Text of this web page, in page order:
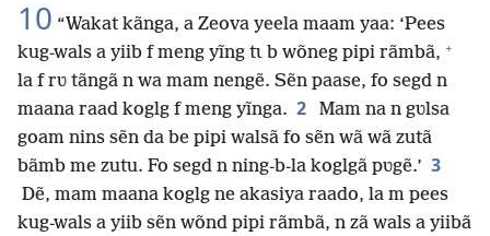
10 “Wakat kãnga, a Zeova yeela maam yaa: ‘Pees
kug-wals a yiib f meng yĩng tɩ b wõneg pipi rãmbã, +
la f rʋ tãngã n wa mam nengẽ. Sẽn paase, fo segd n
maana raad koglg f meng yĩnga. 2
Mam na n gʋlsa
goam nins sẽn da be pipi walsã fo sẽn wã wã zutã
bãmb me zutu. Fo segd n ning-b-la koglgã pʋgẽ.’ 3
Dẽ, mam maana koglg ne akasiya raado, la m pees
kug-wals a yiib sẽn wõnd pipi rãmbã, n zã wals a yiibã